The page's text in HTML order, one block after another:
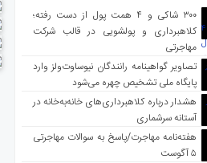
۳۰۰ شاکی و ۴ همت پول از دست رفته؛
کلاهبرداری و پولشویی در قالب شرکت
مهاجرتی
تصاویر گواهینامه رانندگان نیوساوت‌ولز وارد
پایگاه ملی تشخیص چهره می‌شود
هشدار درباره کلاهبرداری‌های خانه‌به‌خانه در
آستانه سرشماری
هفته‌نامه مهاجرت/پاسخ به سوالات مهاجرتی
۵ آگوست